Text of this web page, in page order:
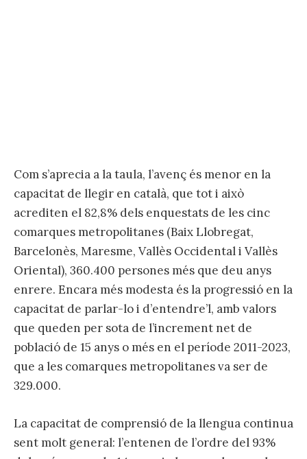
Com s’aprecia a la taula, l’avenç és menor en la
capacitat de llegir en català, que tot i això
acrediten el 82,8% dels enquestats de les cinc
comarques metropolitanes (Baix Llobregat,
Barcelonès, Maresme, Vallès Occidental i Vallès
Oriental), 360.400 persones més que deu anys
enrere. Encara més modesta és la progressió en la
capacitat de parlar-lo i d’entendre’l, amb valors
que queden per sota de l’increment net de
població de 15 anys o més en el període 2011-2023,
que a les comarques metropolitanes va ser de
329.000.
La capacitat de comprensió de la llengua continua
sent molt general: l’entenen de l’ordre del 93%